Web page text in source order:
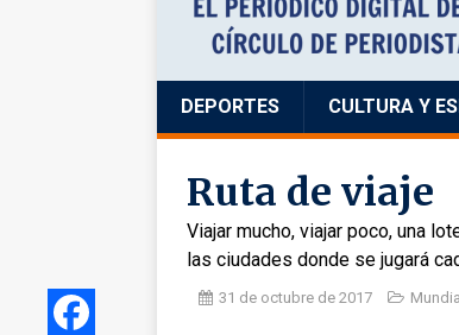
DEPORTES CULTURA Y
Ruta de viaje
Viajar mucho, viajar poco, una
las ciudades donde se jugará
31 de octubre de 2017 Mundial